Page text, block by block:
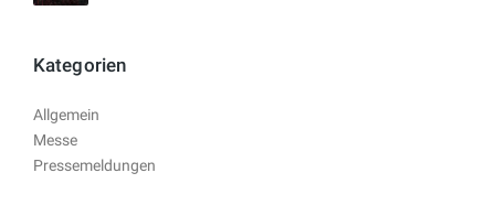
Kategorien
Allgemein
Messe
Pressemeldungen